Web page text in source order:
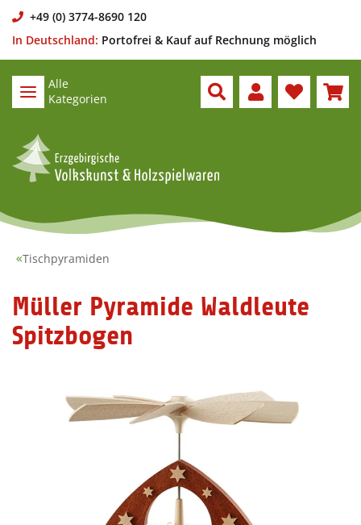
+49 (0) 3774-8690 120
In Deutschland: Portofrei & Kauf auf Rechnung möglich
Alle
Kategorien
Tischpyramiden
Müller Pyramide Waldleute
Spitzbogen